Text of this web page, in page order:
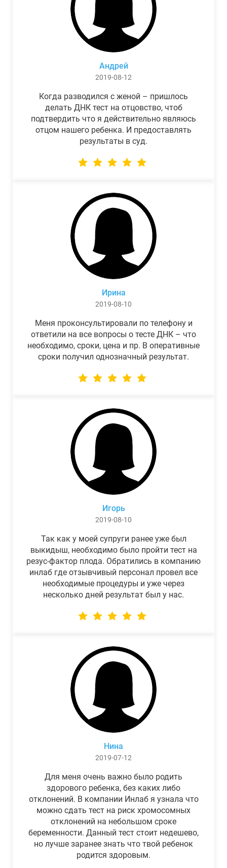
Андрей
2019-08-12
Когда разводился с женой – пришлось
делать ДНК тест на отцовство, чтоб
подтвердить что я действительно являюсь
отцом нашего ребенка. И предоставлять
результаты в суд.
Ирина
2019-08-10
Меня проконсультировали по телефону и
ответили на все вопросы о тесте ДНК – что
необходимо, сроки, цена и пр. В оперативные
сроки получил однозначный результат.
Игорь
2019-08-10
Так как у моей супруги ранее уже был
выкидыш, необходимо было пройти тест на
резус-фактор плода. Обратились в компанию
инлаб где отзывчивый персонал провел все
необходимые процедуры и уже через
несколько дней результат был у нас.
Нина
2019-07-12
Для меня очень важно было родить
здорового ребенка, без каких либо
отклонений. В компании Инлаб я узнала что
можно сдать тест на риск хромосомных
отклонений на небольшом сроке
беременности. Данный тест стоит недешево,
но лучше заранее знать что твой ребенок
родится здоровым.